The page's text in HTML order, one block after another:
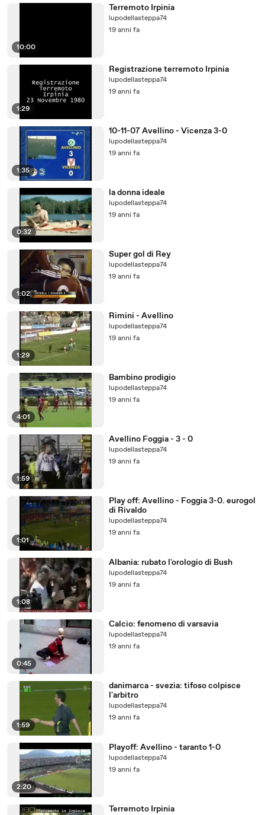
10:00
Terremoto Irpinia
lupodellasteppa74
19 anni fa
1:29
Registrazione terremoto Irpinia
lupodellasteppa74
19 anni fa
1:35
10-11-07 Avellino - Vicenza 3-0
lupodellasteppa74
19 anni fa
0:32
la donna ideale
lupodellasteppa74
19 anni fa
1:02
Super gol di Rey
lupodellasteppa74
19 anni fa
1:29
Rimini - Avellino
lupodellasteppa74
19 anni fa
4:01
Bambino prodigio
lupodellasteppa74
19 anni fa
1:59
Avellino Foggia - 3 - 0
lupodellasteppa74
19 anni fa
1:01
Play off: Avellino - Foggia 3-0. eurogol
di Rivaldo
lupodellasteppa74
19 anni fa
1:08
Albania: rubato l'orologio di Bush
lupodellasteppa74
19 anni fa
0:45
Calcio: fenomeno di varsavia
lupodellasteppa74
19 anni fa
1:59
danimarca - svezia: tifoso colpisce
l'arbitro
lupodellasteppa74
19 anni fa
2:20
Playoff: Avellino - taranto 1-0
lupodellasteppa74
19 anni fa
Terremoto Irpinia